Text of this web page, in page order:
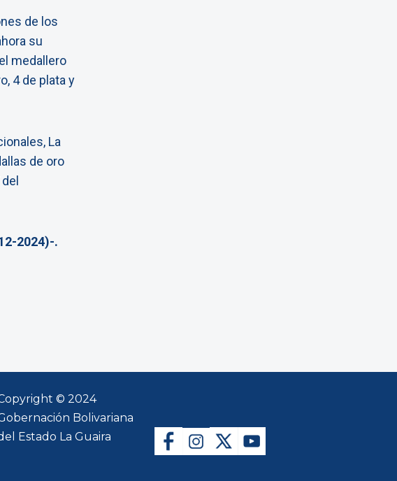
de los
su
medallero
4 de plata y
La
de oro
2024)-.
© 2024
Bolivariana
Estado La Guaira